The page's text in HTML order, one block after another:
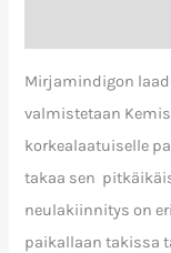
Mirjamindigon
valmistetaan
korkealaatuiselle
takaa sen
neulakiinnitys on
paikallaan takissa